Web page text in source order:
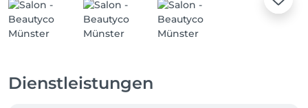
Dienstleistungen